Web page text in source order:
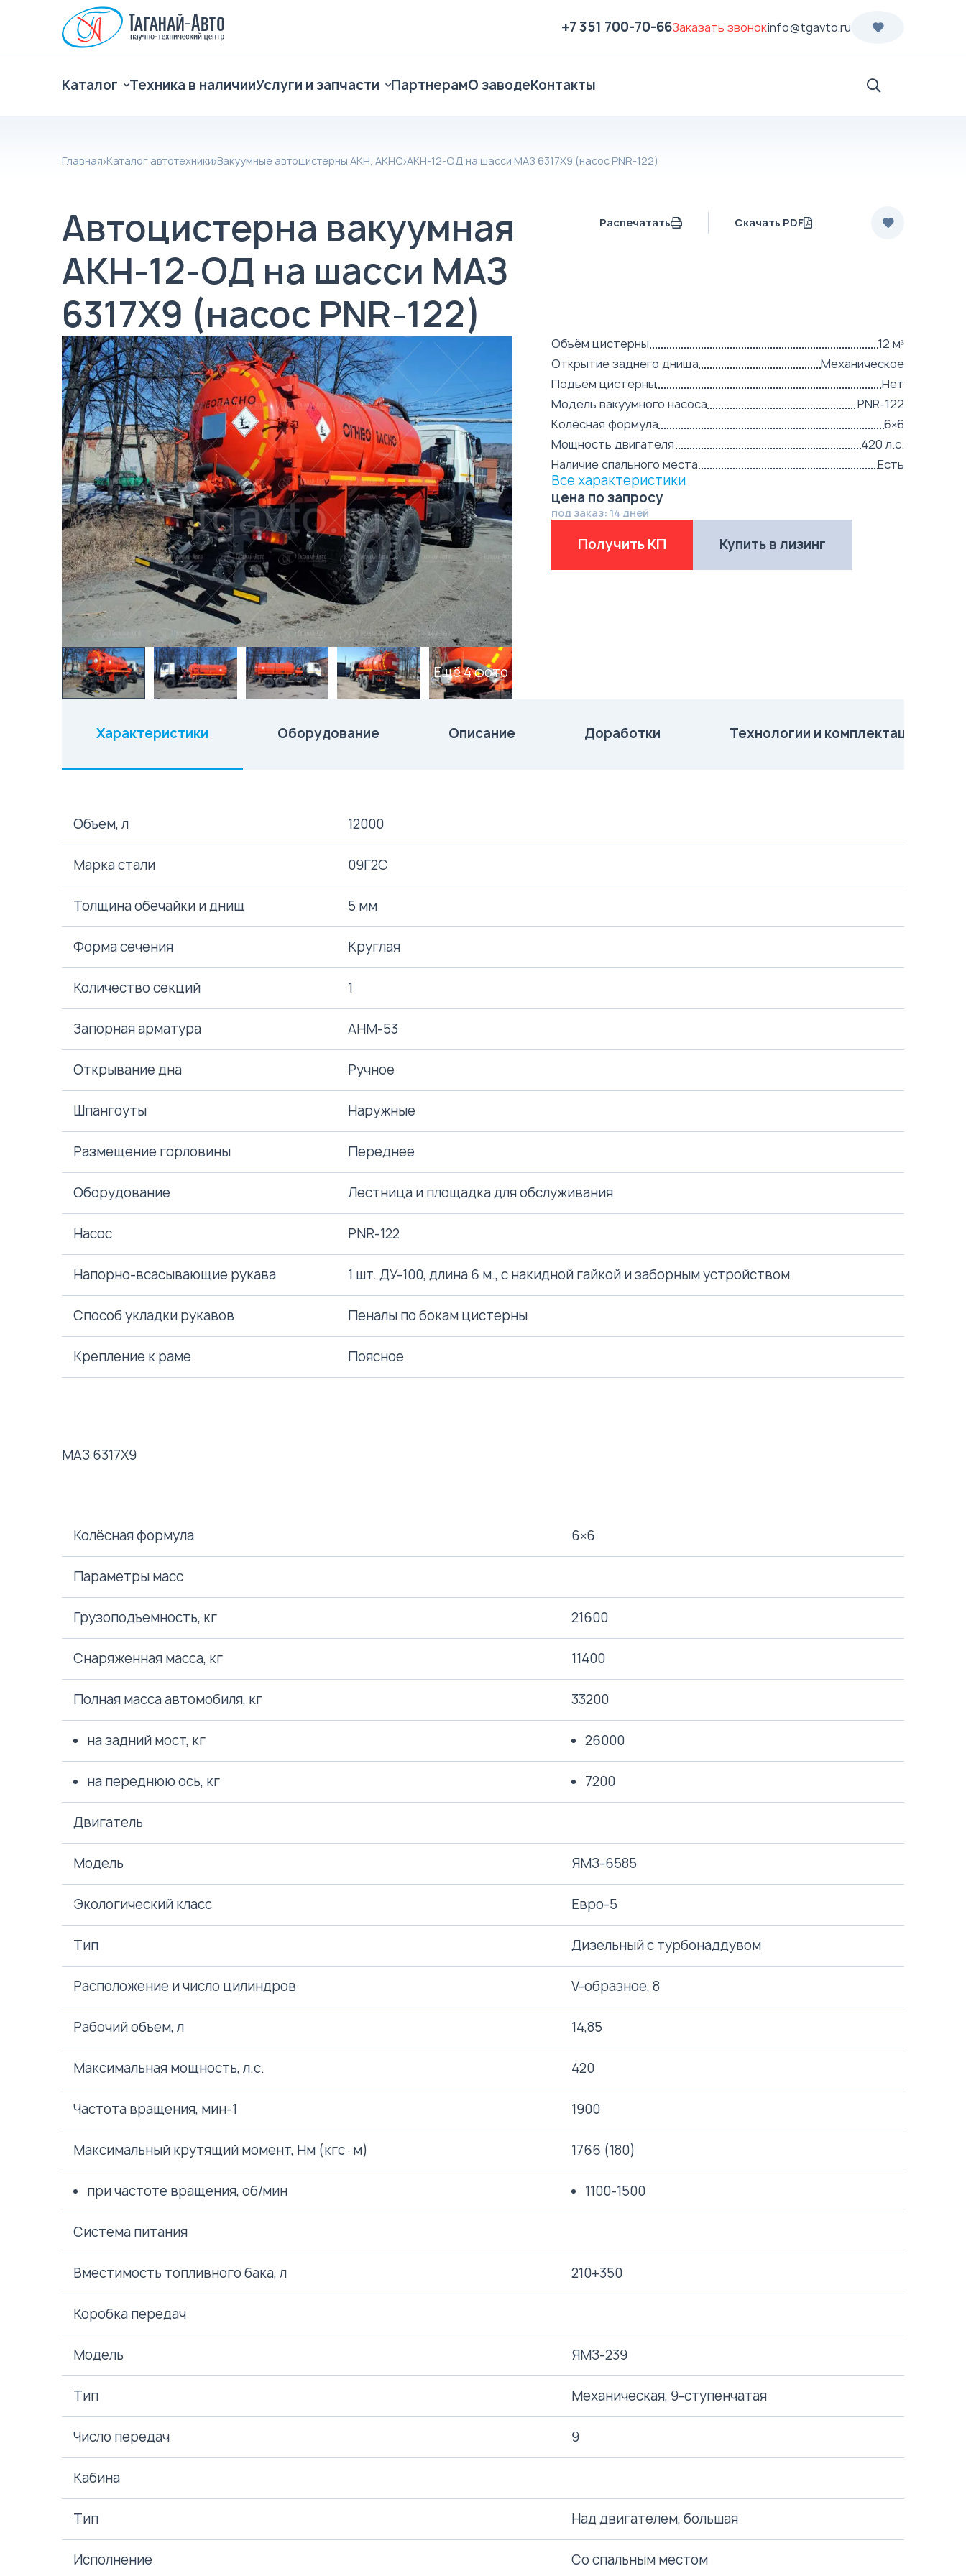
+7 351 700-70-66Заказать звонокinfo@tgavto.ru
Каталог Техника в наличииУслуги и запчасти ПартнерамО заводеКонтакты
Главная Каталог автотехники Вакуумные автоцистерны АКН, АКНС АКН-12-ОД на шасси МАЗ 6317X9 (насос PNR-122)
Автоцистерна вакуумная
АКН-12-ОД на шасси МАЗ
6317X9 (насос PNR-122)
Распечатать Скачать PDF
Ещё 4 фото
Объём цистерны
12 м³
Открытие заднего днища
Механическое
Подъём цистерны
Нет
Модель вакуумного насоса
PNR-122
Колёсная формула
6×6
Мощность двигателя
420 л.с.
Наличие спального места
Есть
Все характеристики
цена по запросу
под заказ: 14 дней
Получить КП Купить в лизинг
Характеристики
Оборудование Описание Доработки Технологии и комплектация
Объем, л 12000
Марка стали 09Г2С
Толщина обечайки и днищ 5 мм
Форма сечения Круглая
Количество секций 1
Запорная арматура АНМ-53
Открывание дна Ручное
Шпангоуты Наружные
Размещение горловины Переднее
Оборудование Лестница и площадка для обслуживания
Насос PNR-122
Напорно-всасывающие рукава 1 шт. ДУ-100, длина 6 м., с накидной гайкой и заборным устройством
Способ укладки рукавов Пеналы по бокам цистерны
Крепление к раме Поясное
МАЗ 6317X9
Колёсная формула 6×6
Параметры масс
Грузоподъемность, кг 21600
Снаряженная масса, кг 11400
Полная масса автомобиля, кг 33200
на задний мост, кг 26000
на переднюю ось, кг 7200
Двигатель
Модель ЯМЗ-6585
Экологический класс Евро-5
Тип Дизельный с турбонаддувом
Расположение и число цилиндров V-образное, 8
Рабочий объем, л 14,85
Максимальная мощность, л.с. 420
Частота вращения, мин-1 1900
Максимальный крутящий момент, Нм (кгс·м) 1766 (180)
при частоте вращения, об/мин 1100-1500
Система питания
Вместимость топливного бака, л 210+350
Коробка передач
Модель ЯМЗ-239
Тип Механическая, 9-ступенчатая
Число передач 9
Кабина
Тип Над двигателем, большая
Исполнение Со спальным местом